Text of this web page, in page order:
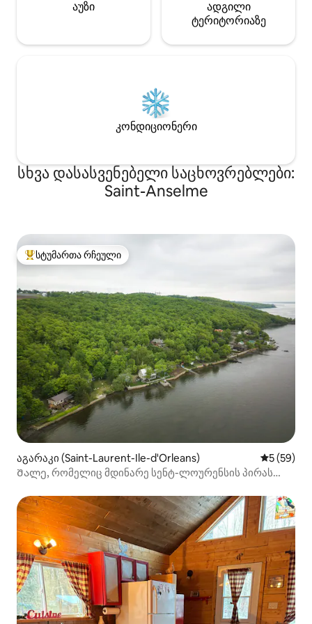
აუზი
ადგილი
ტერიტორიაზე
კონდიციონერი
სხვა დასასვენებელი საცხოვრებლები:
Saint-Anselme
სტუმართა რჩეული მოწინავე ვარიანტი
სტუმართა რჩეული
აგარაკი (Saint-Laurent-Ile-d'Orleans) საშუალო
5 (59)
Შალე, რომელიც მდინარე სენტ-ლოურენსის პირას